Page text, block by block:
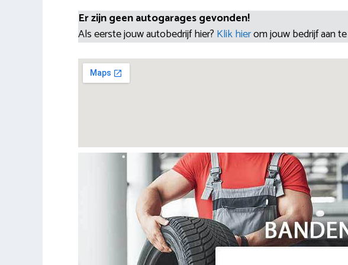
Er zijn geen autogarages gevonden!
Als eerste jouw autobedrijf hier? Klik hierom jouw bedrijf aan